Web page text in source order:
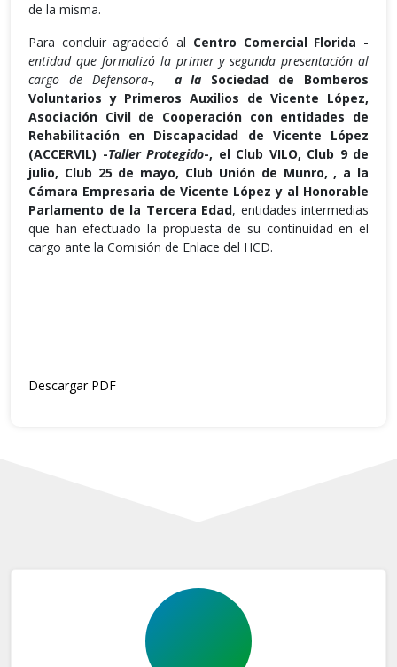
de la misma.
Para concluir agradeció al Centro Comercial Florida -
entidad que formalizó la primer y segunda presentación al
cargo de Defensora-, a la Sociedad de Bomberos
Voluntarios y Primeros Auxilios de Vicente López,
Asociación Civil de Cooperación con entidades de
Rehabilitación en Discapacidad de Vicente López
(ACCERVIL) -Taller Protegido-, el Club VILO, Club 9 de
julio, Club 25 de mayo, Club Unión de Munro, , a la
Cámara Empresaria de Vicente López y al Honorable
Parlamento de la Tercera Edad, entidades intermedias
que han efectuado la propuesta de su continuidad en el
cargo ante la Comisión de Enlace del HCD.
Descargar PDF